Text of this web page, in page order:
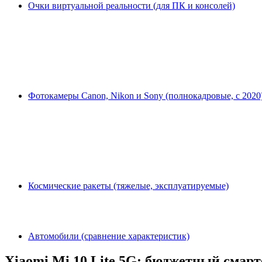
Очки виртуальной реальности (для ПК и консолей)
Фотокамеры Canon, Nikon и Sony (полнокадровые, с
Космические ракеты (тяжелые, эксплуатируемые)
Автомобили (сравнение характеристик)